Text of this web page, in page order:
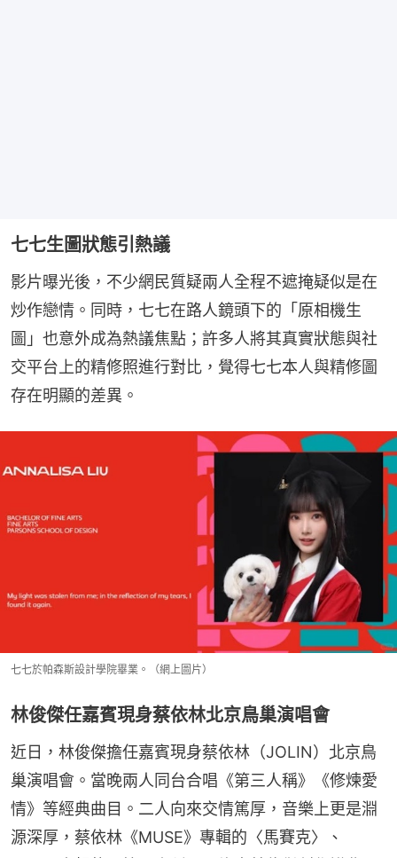
七七生圖狀態引熱議
影片曝光後，不少網民質疑兩人全程不遮掩疑似是在
炒作戀情。同時，七七在路人鏡頭下的「原相機生
圖」也意外成為熱議焦點；許多人將其真實狀態與社
交平台上的精修照進行對比，覺得七七本人與精修圖
存在明顯的差異。
七七於帕森斯設計學院畢業。（網上圖片）
林俊傑任嘉賓現身蔡依林北京鳥巢演唱會
近日，林俊傑擔任嘉賓現身蔡依林（JOLIN）北京鳥
巢演唱會。當晚兩人同台合唱《第三人稱》《修煉愛
情》等經典曲目。二人向來交情篤厚，音樂上更是淵
源深厚，蔡依林《MUSE》專輯的〈馬賽克〉、